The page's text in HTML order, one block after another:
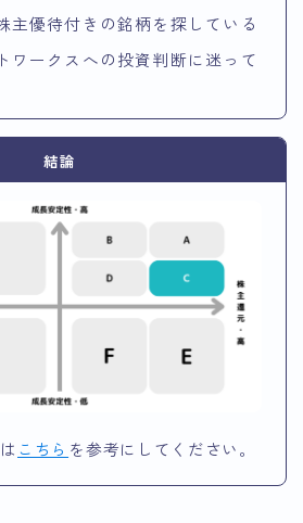
主優待付きの銘柄を探している
ワークスへの投資判断に迷って
結論
こちら を参考にしてください。